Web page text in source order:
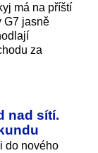
má na příští
G7 jasně
za
nad sítí.
do nového